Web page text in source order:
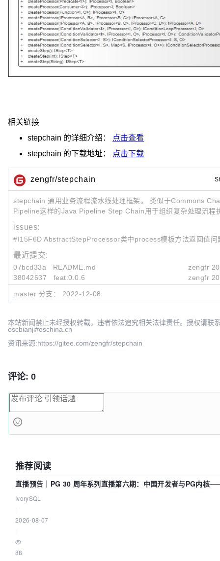
相关链接
stepchain 的详细介绍：
点击查看
stepchain 的下载地址： 点击下载
zengfr/stepchain
stepchain 通用业务流程流水线处理框架。 类似于Commons
Pipeline这样的Java Pipeline Step Chain用于组织复杂处理流程
issues:
#I15F6D AbstractStepProcessor类中process模板方法返回值问
最近提交:
07bcd33a README.md zengfr
38042637
feat:0.0.6 zengfr
master 分支： 2022-12-08
本站新闻禁止未经授权转载，违者依法追究相关法律责任。授权请联
oscbianji#oschina.cn
资讯来源:https://gitee.com/zengfr/stepchain
评论: 0
推荐阅读
直播预告｜PG 30 周年系列直播第六期：中国开发者与PG内核
吗？我们贡献了什么？
IvorySQL
2026-08-07
88